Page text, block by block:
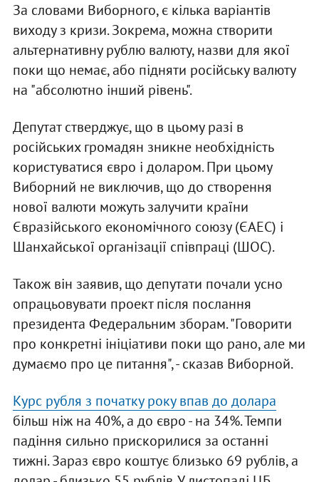
За словами Виборного, є кілька варіантів
виходу з кризи. Зокрема, можна створити
альтернативну рублю валюту, назви для якої
поки що немає, або підняти російську валюту
на "абсолютно інший рівень".
Депутат стверджує, що в цьому разі в
російських громадян зникне необхідність
користуватися євро і доларом. При цьому
Виборний не виключив, що до створення
нової валюти можуть залучити країни
Євразійського економічного союзу (ЄАЕС) і
Шанхайської організації співпраці (ШОС).
Також він заявив, що депутати почали усно
опрацьовувати проект після послання
президента Федеральним зборам. "Говорити
про конкретні ініціативи поки що рано, але ми
думаємо про це питання", - сказав Виборной.
Курс рубля з початку року впав до долара
більш ніж на 40%, а до євро - на 34%. Темпи
падіння сильно прискорилися за останні
тижні. Зараз євро коштує близько 69 рублів, а